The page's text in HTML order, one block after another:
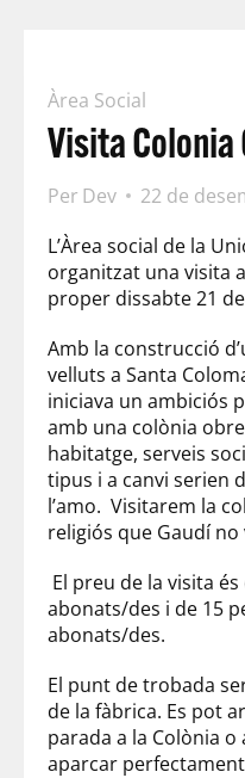
Àrea Social
Visita Colonia
Per Dev
22 de
L’Àrea social de la
organitzat una visita
proper dissabte 21
Amb la construcció
velluts a Santa
iniciava un ambiciós
amb una colònia
habitatge, serveis
tipus i a canvi serien
l’amo. Visitarem la
religiós que Gaudí
El preu de la visita
abonats/des i de 15
abonats/des.
El punt de trobada
de la fàbrica. Es pot
parada a la Colònia
aparcar